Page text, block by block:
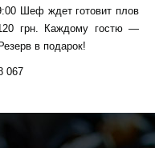
Шеф ждет готовит плов
грн. Каждому гостю —
в подарок!
067